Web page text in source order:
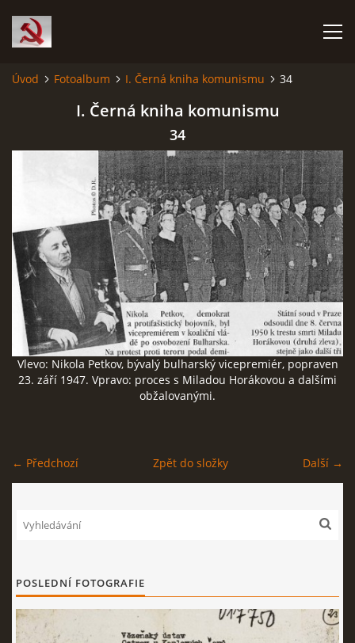
ČERNÁ KNIHA KOMUNISMU I.
ČERNÁ KNIHA KOMUNISMU II.
RUDÝ HLADOMOR: STALINOVA VÁLKA NA UKRAJINĚ
KATYŇSKÝ MASAKR
OSTATNÍ ZLOČINY KOMUNISMU
ČERNÁ KNIHA NACIONÁLNÍHO SOCIALISMU
NÁVŠTĚVNÍ KNIHA
Úvod Fotoalbum I. Černá kniha komunismu 34
I. Černá kniha komunismu
34
Vlevo: Nikola Petkov, bývalý bulharský vicepremiér, popraven
23. září 1947. Vpravo: proces s Miladou Horákovou a dalšími
obžalovanými.
← Předchozí Další →
Zpět do složky
POSLEDNÍ FOTOGRAFIE